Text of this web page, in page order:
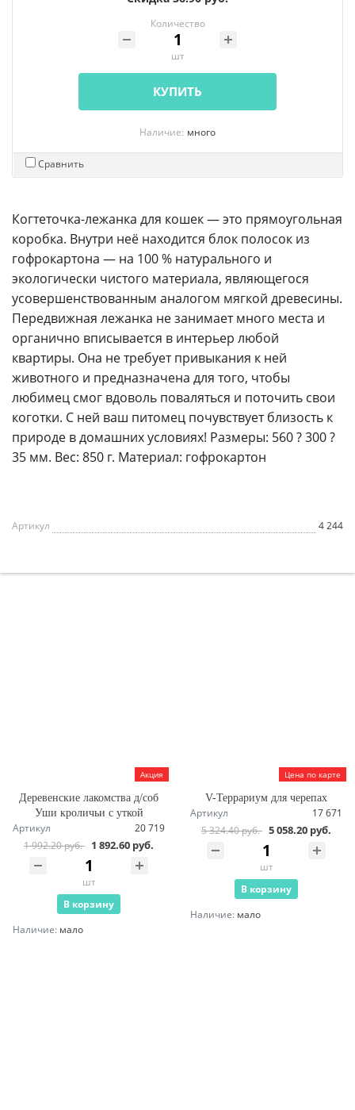
Количество
шт
КУПИТЬ
Наличие: много
Сравнить
Когтеточка-лежанка для кошек — это прямоугольная
коробка. Внутри неё находится блок полосок из
гофрокартона — на 100 % натурального и
экологически чистого материала, являющегося
усовершенствованным аналогом мягкой древесины.
Передвижная лежанка не занимает много места и
органично вписывается в интерьер любой
квартиры. Она не требует привыкания к ней
животного и предназначена для того, чтобы
любимец смог вдоволь поваляться и поточить свои
коготки. С ней ваш питомец почувствует близость к
природе в домашних условиях! Размеры: 560 ? 300 ?
35 мм. Вес: 850 г. Материал: гофрокартон
Артикул 4 244
Акция
Деревенские лакомства д/соб
Уши кроличьи с уткой
Артикул
20 719
1 992.20 руб. 1 892.60 руб.
шт
В корзину
Наличие: мало
Цена по карте
V-Террариум для черепах
Артикул
17 671
5 324.40 руб. 5 058.20 руб.
шт
В корзину
Наличие: мало